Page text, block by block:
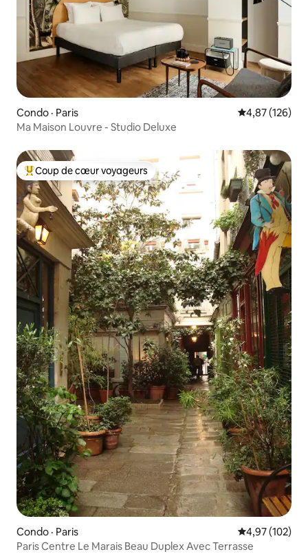
Condo · Paris Note
4,87 (126)
Ma Maison Louvre - Studio Deluxe
Coup de cœur voyageurs parmi les plus aimés
Coup de cœur voyageurs
Condo · Paris Note
4,97 (102)
Paris Centre Le Marais Beau Duplex Avec Terrasse